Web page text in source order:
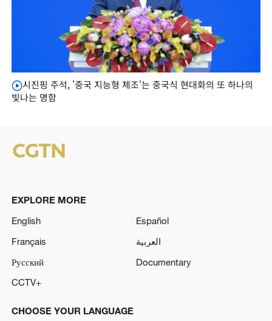
시진핑 주석, '중국 지능형 제조'는 중국식 현대화의 또 하나의
빛나는 명함
EXPLORE MORE
English
Español
Français
العربية
Русский
Documentary
CCTV+
CHOOSE YOUR LANGUAGE